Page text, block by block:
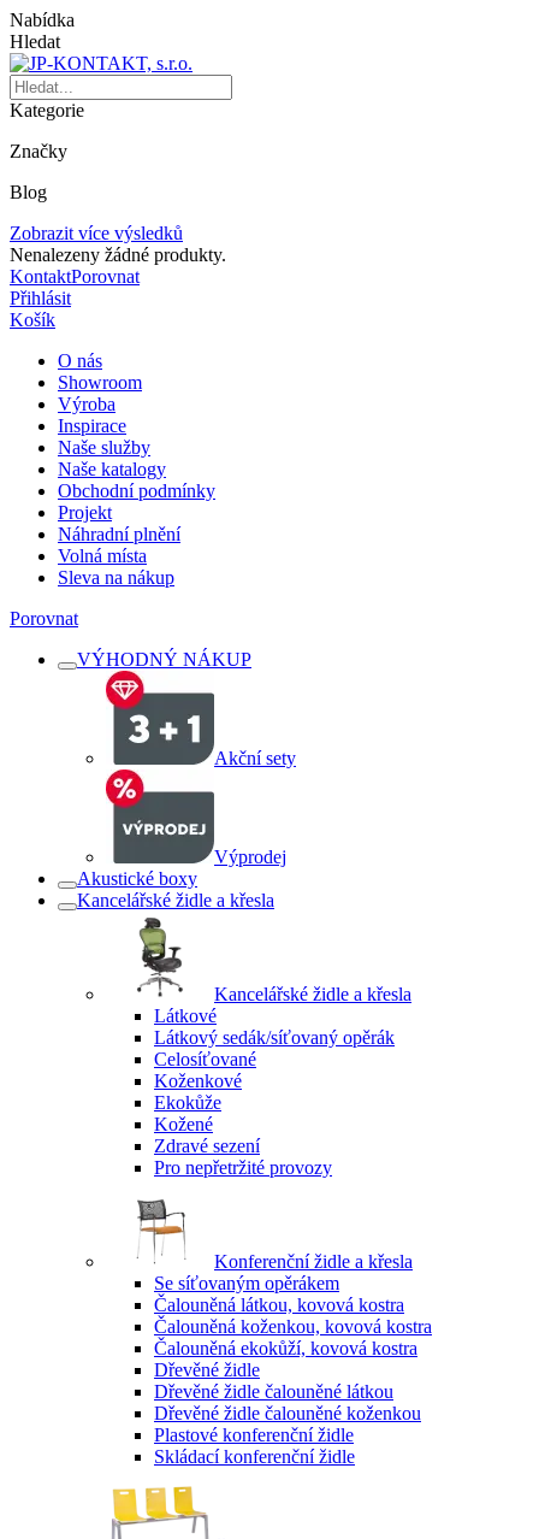
Nabídka
Hledat
Kategorie
Značky
Blog
Zobrazit více výsledků
Nenalezeny žádné produkty.
KontaktPorovnat
Přihlásit
Košík
O nás
Showroom
Výroba
Inspirace
Naše služby
Naše katalogy
Obchodní podmínky
Projekt
Náhradní plnění
Volná místa
Sleva na nákup
Porovnat
VÝHODNÝ NÁKUP
Akční sety
Výprodej
Akustické boxy
Kancelářské židle a křesla
Kancelářské židle a křesla
Látkové
Látkový sedák/síťovaný opěrák
Celosíťované
Koženkové
Ekokůže
Kožené
Zdravé sezení
Pro nepřetržité provozy
Konferenční židle a křesla
Se síťovaným opěrákem
Čalouněná látkou, kovová kostra
Čalouněná koženkou, kovová kostra
Čalouněná ekokůží, kovová kostra
Dřevěné židle
Dřevěné židle čalouněné látkou
Dřevěné židle čalouněné koženkou
Plastové konferenční židle
Skládací konferenční židle